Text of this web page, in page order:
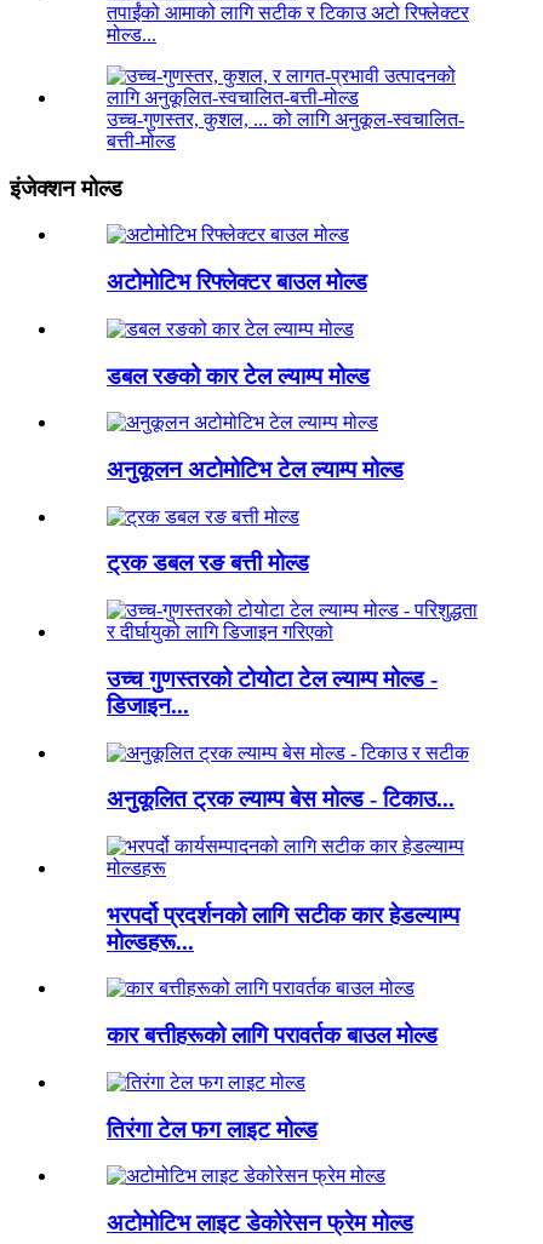
तपाईंको आमाको लागि सटीक र टिकाउ अटो रिफ्लेक्टर
मोल्ड...
उच्च-गुणस्तर, कुशल, ... को लागि अनुकूल-स्वचालित-
बत्ती-मोल्ड
इंजेक्शन मोल्ड
अटोमोटिभ रिफ्लेक्टर बाउल मोल्ड
डबल रङको कार टेल ल्याम्प मोल्ड
अनुकूलन अटोमोटिभ टेल ल्याम्प मोल्ड
ट्रक डबल रङ बत्ती मोल्ड
उच्च गुणस्तरको टोयोटा टेल ल्याम्प मोल्ड -
डिजाइन...
अनुकूलित ट्रक ल्याम्प बेस मोल्ड - टिकाउ...
भरपर्दो प्रदर्शनको लागि सटीक कार हेडल्याम्प
मोल्डहरू...
कार बत्तीहरूको लागि परावर्तक बाउल मोल्ड
तिरंगा टेल फग लाइट मोल्ड
अटोमोटिभ लाइट डेकोरेसन फ्रेम मोल्ड